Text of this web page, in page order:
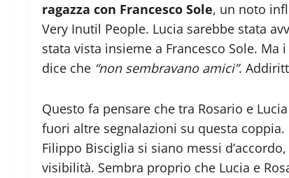
ragazza con Francesco Sole, un noto
Very Inutil People. Lucia sarebbe stata
stata vista insieme a Francesco Sole.
dice che “non sembravano amici”.
Questo fa pensare che tra Rosario e
fuori altre segnalazioni su questa
Filippo Bisciglia si siano messi
visibilità. Sembra proprio che Lucia e